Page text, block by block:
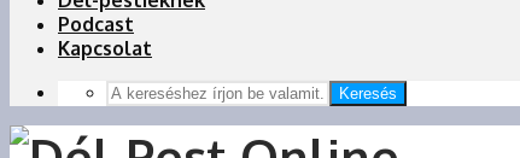
Podcast
Kapcsolat
Keresés